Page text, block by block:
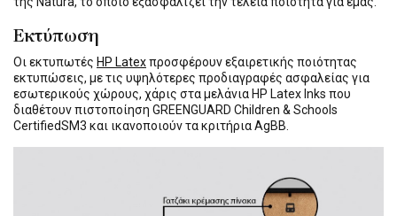
Εκτύπωση
Οι εκτυπωτές HP Latexπροσφέρουν εξαιρετικής ποιότητας
εκτυπώσεις, με τις υψηλότερες προδιαγραφές ασφαλείας για
εσωτερικούς χώρους, χάρις στα μελάνια HP Latex Inks που
διαθέτουν πιστοποίηση GREENGUARD Children & Schools
CertifiedSM3 και ικανοποιούν τα κριτήρια AgBB.